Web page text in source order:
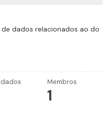
dados relacionados ao do
Membros
1